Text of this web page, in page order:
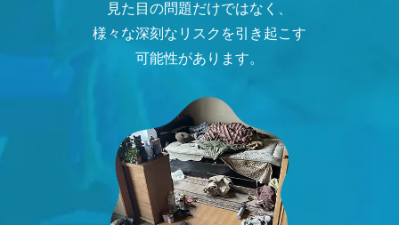
見た目の問題だけではなく、
様々な深刻なリスクを引き起こす
可能性があります。